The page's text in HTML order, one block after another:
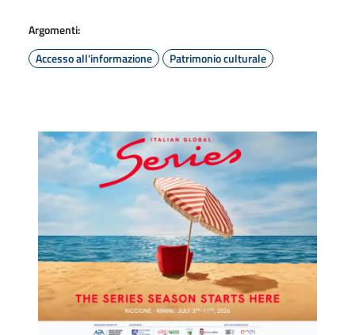
Argomenti:
Accesso all'informazione
Patrimonio culturale